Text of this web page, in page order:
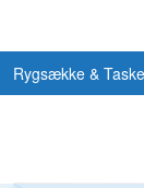
Rygsække &